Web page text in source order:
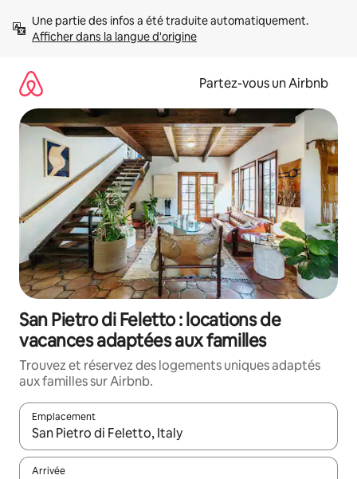
directement
Afficher dans la langue d'origine
Partez-vous un Airbnb
San Pietro di Feletto : locations de
vacances adaptées aux familles
Trouvez et réservez des logements uniques adaptés
aux familles sur Airbnb.
Emplacement
Quand les résultats sont affichés, parcourez-les en utilisant
Arrivée